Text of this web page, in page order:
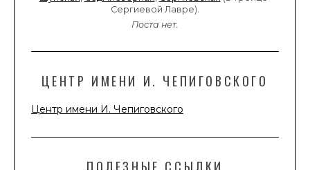
Сергиевой Лавре).
Поста нет.
ЦЕНТР ИМЕНИ И. ЧЕПИГОВСКОГО
Центр имени И. Чепиговского